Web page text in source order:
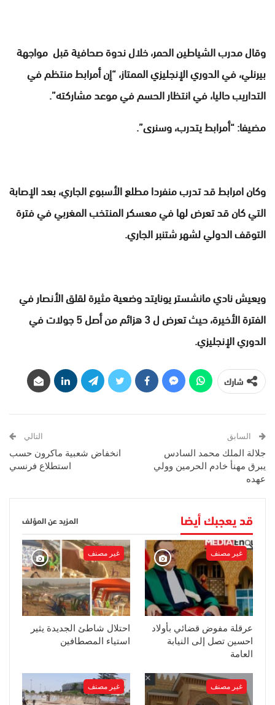
وقال مدرب الشياطين الحمر، خلال ندوة صحافية قبل مواجهة
بيرنلي، في الدوري الإنجليزي الممتاز، “إن أمرابط منتظم في
التداريب حاليا، في انتظار الحسم في موعد مشاركته”.
مضيفا: “أمرابط يتدرب، وسنرى”.
وكان امرابط قد تدرب منفردا مطلع الأسبوع الجاري، بعد الإصابة
التي كان قد تعرض لها في معسكر المنتخب المغربي في فترة
التوقف الدولي لشهر شتنبر الجاري.
ويعيش نادي مانشستر يونايتد وضعية مثيرة لقلق الأنصار في
الفترة الأخيرة، حيث تعرض ل 3 هزائم من أصل 5 جولات في
الدوري الإنجليزي.
شارك
السابق
جلالة الملك محمد السادس
يبرق مهنأ خادم الحرمين وولي
عهده
التالي
انخفاض شعبية ماكرون حسب
استطلاع فرنسي
قد يعجبك أيضا المزيد عن المؤلف
غير مصنف
عرقلة مفوض قضائي بأولاد
احسين تصل إلى النيابة
العامة
غير مصنف
احتلال شاطئ الجديدة يثير
استياء المصطافين
غير مصنف غير مصنف